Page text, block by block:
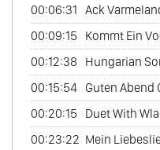
57.Les Rendez -
58.My Bossa Nova
59.On Tv
60.Scandinavian
61.The Best
62.Chinese Garden
00:06:31 Ack
00:09:15 Kommt Ein
00:12:38
Hungarian
00:15:54 Guten Abend
00:20:15 Duet With
00:23:22 Mein